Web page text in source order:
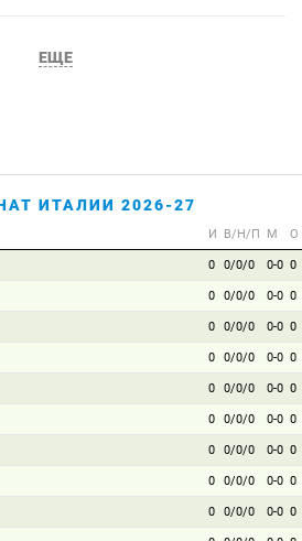
ЕЩЕ
ИТАЛИИ 2026-27
И В/Н/П М О
0 0/0/0 0-0 0
0 0/0/0 0-0 0
0 0/0/0 0-0 0
0 0/0/0 0-0 0
0 0/0/0 0-0 0
0 0/0/0 0-0 0
0 0/0/0 0-0 0
0 0/0/0 0-0 0
0 0/0/0 0-0 0